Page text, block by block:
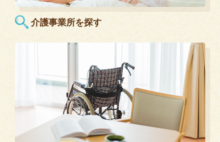
介護事業所を探す